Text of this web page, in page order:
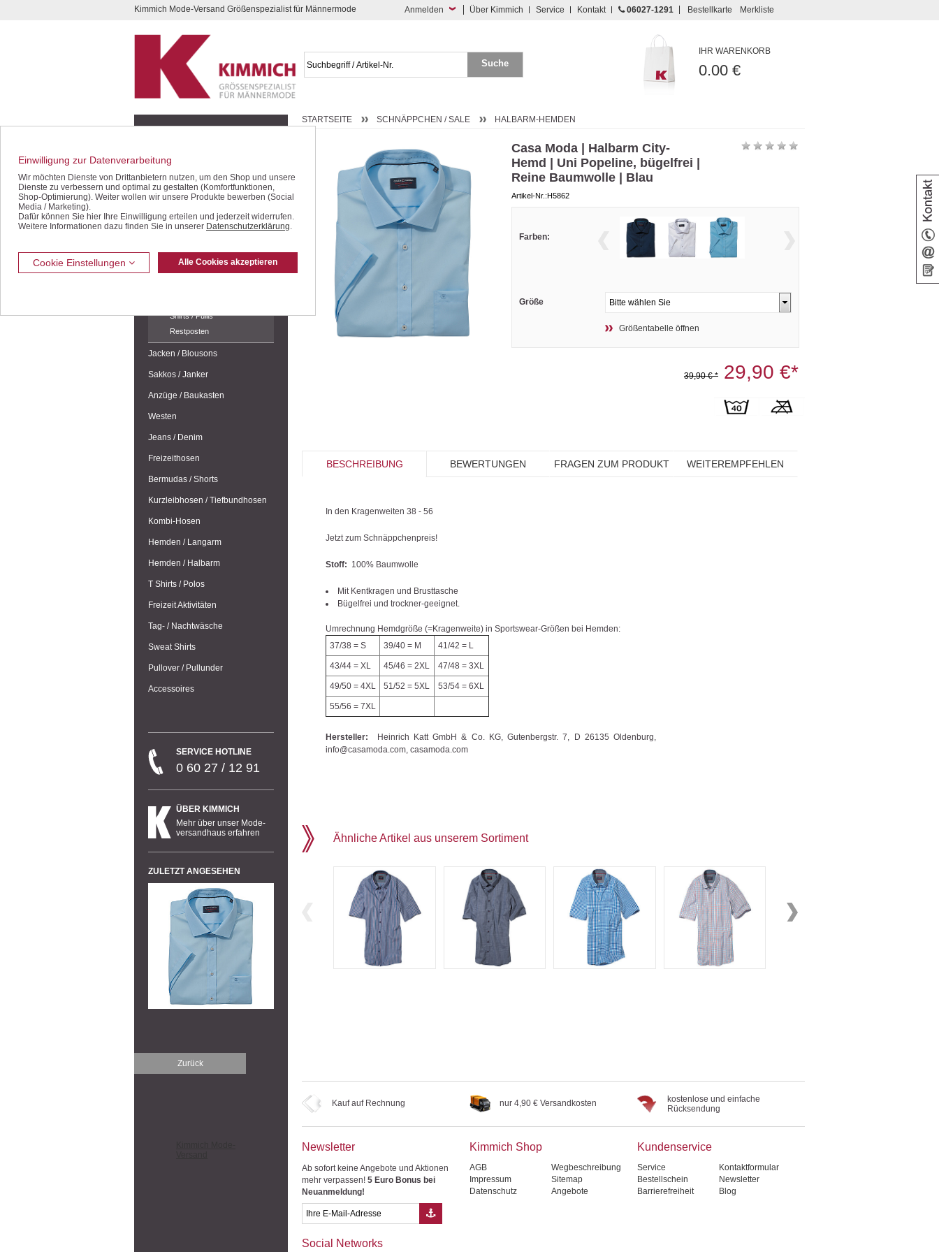
Kompletten Head der Seite überspringenKimmich Mode-Versand Größenspezialist für Männermode Anmelden Über Kimmich Service Kontakt 06027-1291 Bestellkarte Merkliste
IHR WARENKORB
0.00 €
Schnäppchen / SALE
Halbarm-Hemden
Langarm-Hemden
Hosen / Jeans
Jacken / Westen
Shirts / Pullis
Restposten
Jacken / Blousons
Sakkos / Janker
Anzüge / Baukasten
Westen
Jeans / Denim
Freizeithosen
Bermudas / Shorts
Kurzleibhosen / Tiefbundhosen
Kombi-Hosen
Hemden / Langarm
Hemden / Halbarm
T Shirts / Polos
Freizeit Aktivitäten
Tag- / Nachtwäsche
Sweat Shirts
Pullover / Pullunder
Accessoires
SERVICE HOTLINE
0 60 27 / 12 91
ÜBER KIMMICH
Mehr über unser Mode-
versandhaus erfahren
ZULETZT ANGESEHEN
STARTSEITE SCHNÄPPCHEN / SALE HALBARM-HEMDEN
Casa Moda | Halbarm City-
Hemd | Uni Popeline, bügelfrei |
Reine Baumwolle | Blau
Artikel-Nr.:H5862
Farben:
Größe
Größentabelle öffnen
39,90 € *29,90 €*
BESCHREIBUNG BEWERTUNGEN FRAGEN ZUM PRODUKT WEITEREMPFEHLEN
In den Kragenweiten 38 - 56
Jetzt zum Schnäppchenpreis!
Stoff: 100% Baumwolle
Mit Kentkragen und Brusttasche
Bügelfrei und trockner-geeignet.
Umrechnung Hemdgröße (=Kragenweite) in Sportswear-Größen bei Hemden:
37/38 = S
39/40 = M 41/42 = L
43/44 = XL 45/46 = 2XL 47/48 = 3XL
49/50 = 4XL 51/52 = 5XL 53/54 = 6XL
55/56 = 7XL
Hersteller: Heinrich Katt GmbH & Co. KG, Gutenbergstr. 7, D 26135 Oldenburg,
info@casamoda.com, casamoda.com
Ähnliche Artikel aus unserem Sortiment
Zurück
Kauf auf Rechnung nur 4,90 € Versandkosten
kostenlose und einfache
Rücksendung
Newsletter
Ab sofort keine Angebote und Aktionen
mehr verpassen! 5 Euro Bonus bei
Neuanmeldung!
Social Networks
Kimmich Shop
AGB
Wegbeschreibung
Impressum
Sitemap
Datenschutz
Angebote
Kundenservice
Service
Kontaktformular
Bestellschein
Newsletter
Barrierefreiheit
Blog
Einwilligung zur Datenverarbeitung
Wir möchten Dienste von Drittanbietern nutzen, um den Shop und unsere
Dienste zu verbessern und optimal zu gestalten (Komfortfunktionen,
Shop-Optimierung). Weiter wollen wir unsere Produkte bewerben (Social
Media / Marketing).
Dafür können Sie hier Ihre Einwilligung erteilen und jederzeit widerrufen.
Weitere Informationen dazu finden Sie in unserer Datenschutzerklärung.
Cookie Einstellungen Alle Cookies akzeptieren